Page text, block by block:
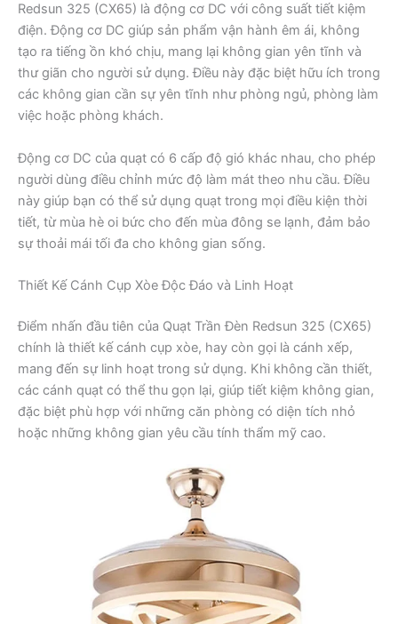
Redsun 325 (CX65) là động cơ DC với công suất tiết kiệm
điện. Động cơ DC giúp sản phẩm vận hành êm ái, không
tạo ra tiếng ồn khó chịu, mang lại không gian yên tĩnh và
thư giãn cho người sử dụng. Điều này đặc biệt hữu ích trong
các không gian cần sự yên tĩnh như phòng ngủ, phòng làm
việc hoặc phòng khách.
Động cơ DC của quạt có 6 cấp độ gió khác nhau, cho phép
người dùng điều chỉnh mức độ làm mát theo nhu cầu. Điều
này giúp bạn có thể sử dụng quạt trong mọi điều kiện thời
tiết, từ mùa hè oi bức cho đến mùa đông se lạnh, đảm bảo
sự thoải mái tối đa cho không gian sống.
Thiết Kế Cánh Cụp Xòe Độc Đáo và Linh Hoạt
Điểm nhấn đầu tiên của Quạt Trần Đèn Redsun 325 (CX65)
chính là thiết kế cánh cụp xòe, hay còn gọi là cánh xếp,
mang đến sự linh hoạt trong sử dụng. Khi không cần thiết,
các cánh quạt có thể thu gọn lại, giúp tiết kiệm không gian,
đặc biệt phù hợp với những căn phòng có diện tích nhỏ
hoặc những không gian yêu cầu tính thẩm mỹ cao.